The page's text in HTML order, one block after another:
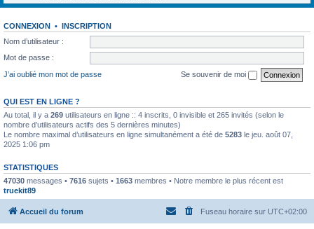
CONNEXION • INSCRIPTION
Nom d’utilisateur :
Mot de passe :
J’ai oublié mon mot de passe
Se souvenir de moi
QUI EST EN LIGNE ?
Au total, il y a 269 utilisateurs en ligne :: 4 inscrits, 0 invisible et 265 invités (selon le
nombre d’utilisateurs actifs des 5 dernières minutes)
Le nombre maximal d’utilisateurs en ligne simultanément a été de 5283 le jeu. août 07,
2025 1:06 pm
STATISTIQUES
47030 messages • 7616 sujets • 1663 membres • Notre membre le plus récent est
truekit89
Accueil du forum Fuseau horaire sur UTC+02:00